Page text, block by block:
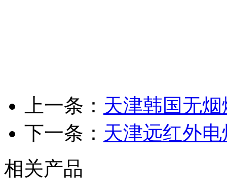
上一条： 天津韩国无
下一条： 天津远红外
相关产品